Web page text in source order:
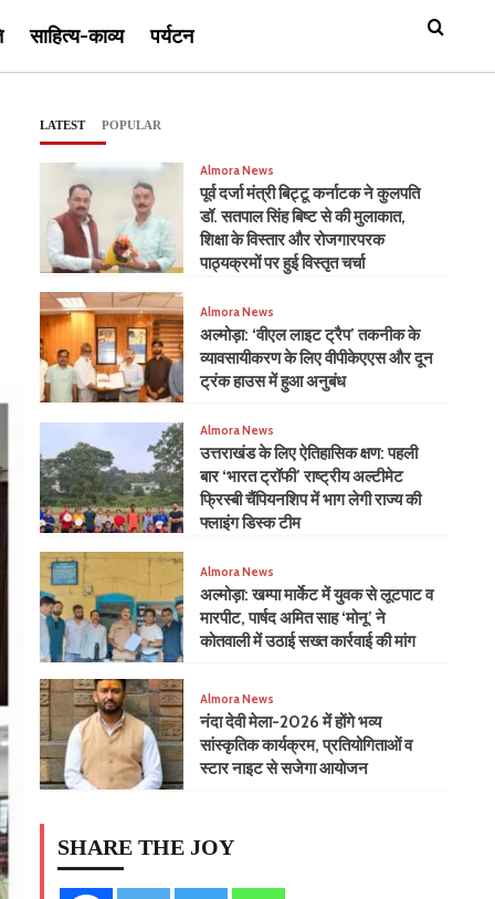
साहित्य-काव्य पर्यटन
LATEST POPULAR
Almora News
पूर्व दर्जा मंत्री बिट्टू कर्नाटक ने कुलपति
डॉ. सतपाल सिंह बिष्ट से की मुलाकात,
शिक्षा के विस्तार और रोजगारपरक
पाठ्यक्रमों पर हुई विस्तृत चर्चा
Almora News
अल्मोड़ा: ‘वीएल लाइट ट्रैप’ तकनीक के
व्यावसायीकरण के लिए वीपीकेएएस और दून
ट्रंक हाउस में हुआ अनुबंध
Almora News
उत्तराखंड के लिए ऐतिहासिक क्षण: पहली
बार ‘भारत ट्रॉफी’ राष्ट्रीय अल्टीमेट
फ्रिस्बी चैंपियनशिप में भाग लेगी राज्य की
फ्लाइंग डिस्क टीम
Almora News
​अल्मोड़ा: खम्पा मार्केट में युवक से लूटपाट व
मारपीट, पार्षद अमित साह ‘मोनू’ ने
कोतवाली में उठाई सख्त कार्रवाई की मांग
Almora News
नंदा देवी मेला-2026 में होंगे भव्य
सांस्कृतिक कार्यक्रम, प्रतियोगिताओं व
स्टार नाइट से सजेगा आयोजन
SHARE THE JOY